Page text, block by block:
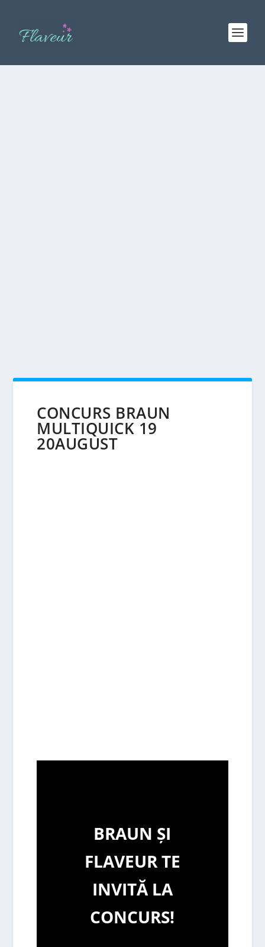
CONCURS BRAUN
MULTIQUICK 19
20AUGUST
BRAUN ȘI
FLAVEUR TE
INVITĂ LA
CONCURS!